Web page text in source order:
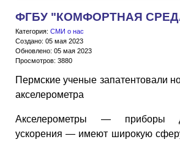
ФГБУ "КОМФОРТНАЯ
Категория: СМИ о нас
Создано: 05 мая 2023
Обновлено: 05 мая 2023
Просмотров: 3880
Пермские ученые запатентовали
акселерометра
Акселерометры — приборы
ускорения — имеют широкую